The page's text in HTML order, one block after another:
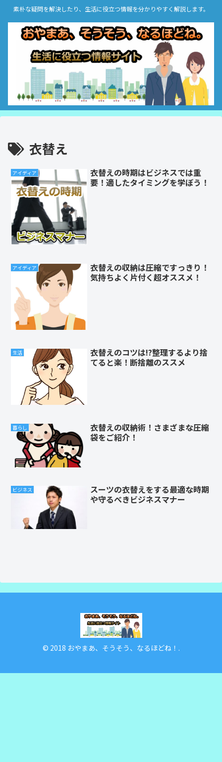
素朴な疑問を解決したり、生活に役立つ情報を分かりやすく解説します。
衣替え
アイディア
衣替えの時期はビジネスでは重
要！適したタイミングを学ぼう！
アイディア
衣替えの収納は圧縮ですっきり！
気持ちよく片付く超オススメ！
生活
衣替えのコツは!?整理するより捨
てると楽！断捨離のススメ
暮らし
衣替えの収納術！さまざまな圧縮
袋をご紹介！
ビジネス
スーツの衣替えをする最適な時期
や守るべきビジネスマナー
© 2018 おやまあ、そうそう、なるほどね！.